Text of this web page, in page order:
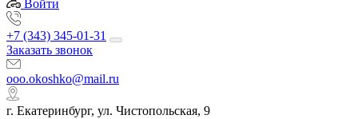
Войти
+7 (343) 345-01-31
Заказать звонок
ooo.okoshko@mail.ru
г. Екатеринбург, ул. Чистопольская, 9